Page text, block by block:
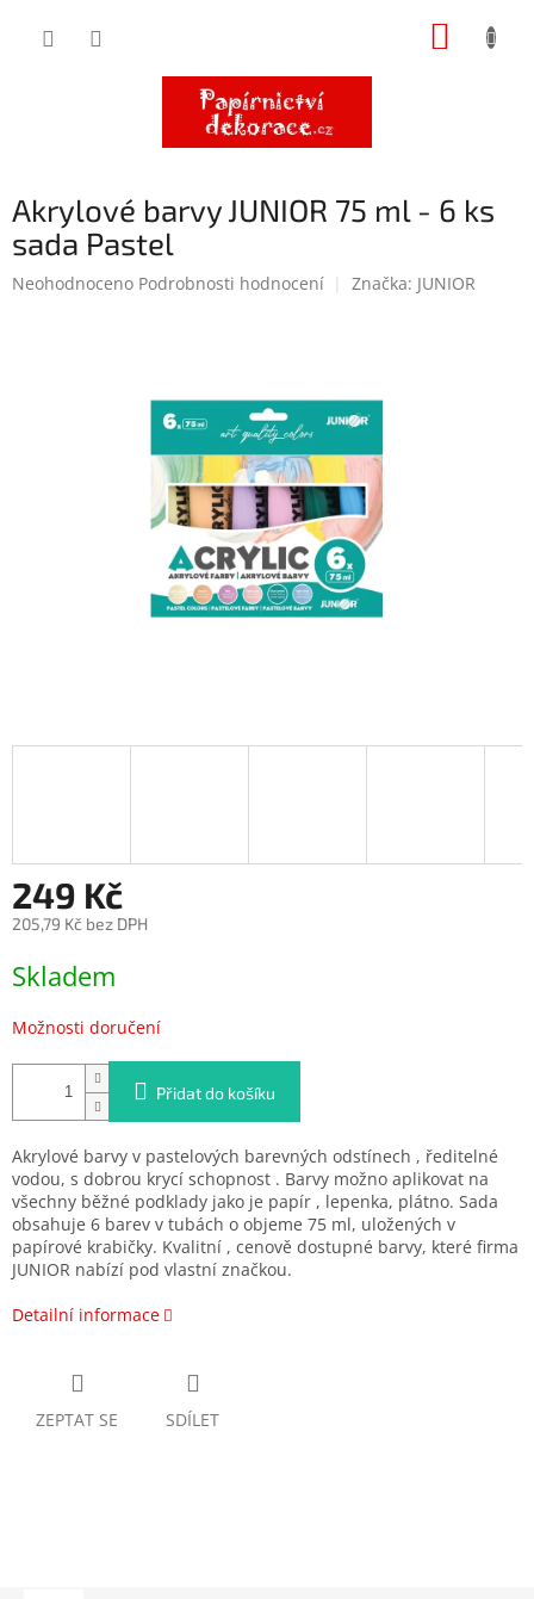
Akrylové barvy JUNIOR 75 ml - 6 ks
sada Pastel
Průměrné
Neohodnoceno Podrobnosti hodnocení Značka: JUNIOR
249 Kč
205,79 Kč bez DPH
cena:
Skladem
Možnosti doručení
Přidat do košíku
Akrylové barvy v pastelových barevných odstínech , ředitelné
vodou, s dobrou krycí schopnost . Barvy možno aplikovat na
všechny běžné podklady jako je papír , lepenka, plátno. Sada
obsahuje 6 barev v tubách o objeme 75 ml, uložených v
papírové krabičky. Kvalitní , cenově dostupné barvy, které firma
JUNIOR nabízí pod vlastní značkou.
Detailní informace
ZEPTAT SE SDÍLET